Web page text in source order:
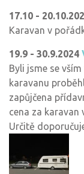
17.10 -
Karavan v
19.9 - 30.9.2024
Byli jsme se
karavanu
zapůjčena
cena za karavan
Určitě